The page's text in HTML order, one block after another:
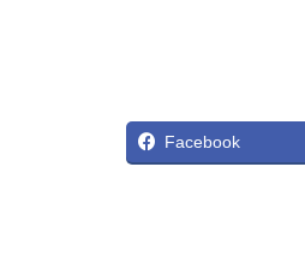
Facebook